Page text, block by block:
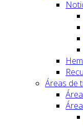
Áreas de